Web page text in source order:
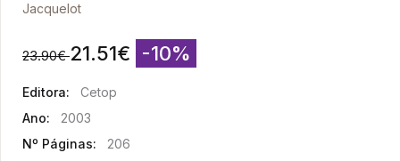
Jacquelot
23.90€ 21.51€ -10%
Editora:
Cetop
Ano:
2003
Nº Páginas:
206